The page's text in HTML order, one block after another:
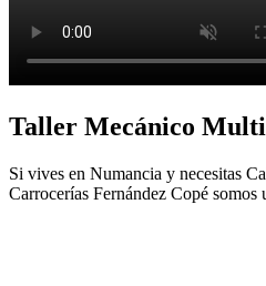
Taller Mecánico
Si vives en Numancia y necesitas
Carrocerías Fernández Copé